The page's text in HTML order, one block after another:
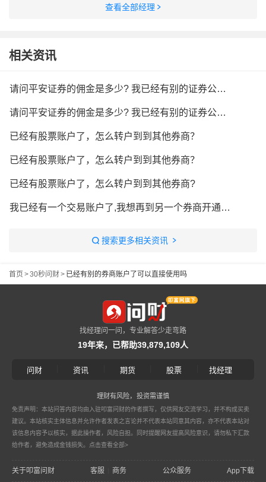
查看全部经理
相关资讯
请问平安证券的佣金是多少? 我已经有别的证券公司开的账户
请问平安证券的佣金是多少? 我已经有别的证券公司开的账户
已经有股票账户了，怎么转户到到其他券商？
已经有股票账户了，怎么转户到到其他券商？
已经有股票账户了，怎么转户到到其他券商?
我已经有一个交易账户了,我想再到另一个券商开通账户
搜索更多相关资讯
首页 >30秒问财> 已经有别的券商账户了可以直接使用吗
找经理问一问，专业解答少走弯路
19年来，已帮助39,879,109人
问财 资讯 期货 股票 找经理
理财有风险，投资需谨慎
免责声明：本站问答内容均由入驻叩富问财的作者撰写，仅供网友交流学习，并不构成买卖
建议。本站核实主体信息并允许作者发表之言论并不代表本站同意其内容，亦不代表本站对
该信息内容予以核实，据此操作者，风险自担。同时提醒网友提高风险意识，请勿私下汇款
给作者，避免造成金钱损失。 点击查看全部>
关于叩富问财 客服 商务 公众服务 App下载